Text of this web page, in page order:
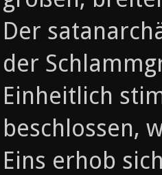
Der
der
Einheitlich
beschlossen,
Eins erhob